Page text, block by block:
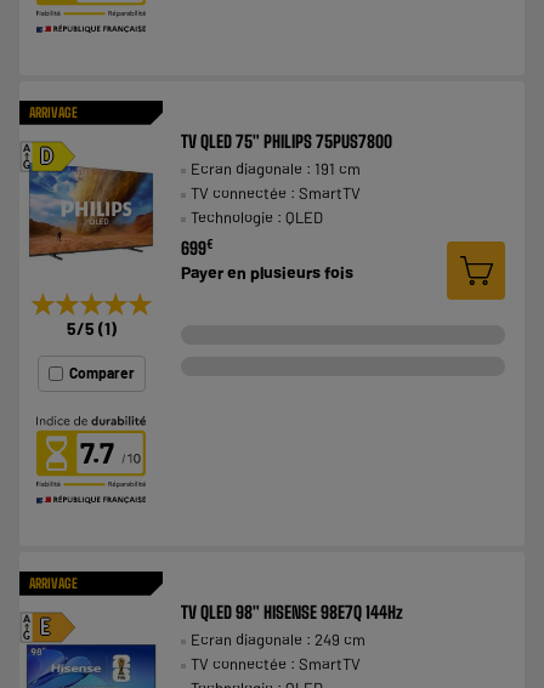
ARRIVAGE
D
A
G
★★★★★
★★★★★
5/5 (1)
Comparer
7.7
TV QLED 75" PHILIPS 75PUS7800
Ecran diagonale : 191 cm
TV connectée : SmartTV
Technologie : QLED
699€
Payer en plusieurs fois
ARRIVAGE
E
A
G
TV QLED 98" HISENSE 98E7Q 144Hz
Ecran diagonale : 249 cm
TV connectée : SmartTV